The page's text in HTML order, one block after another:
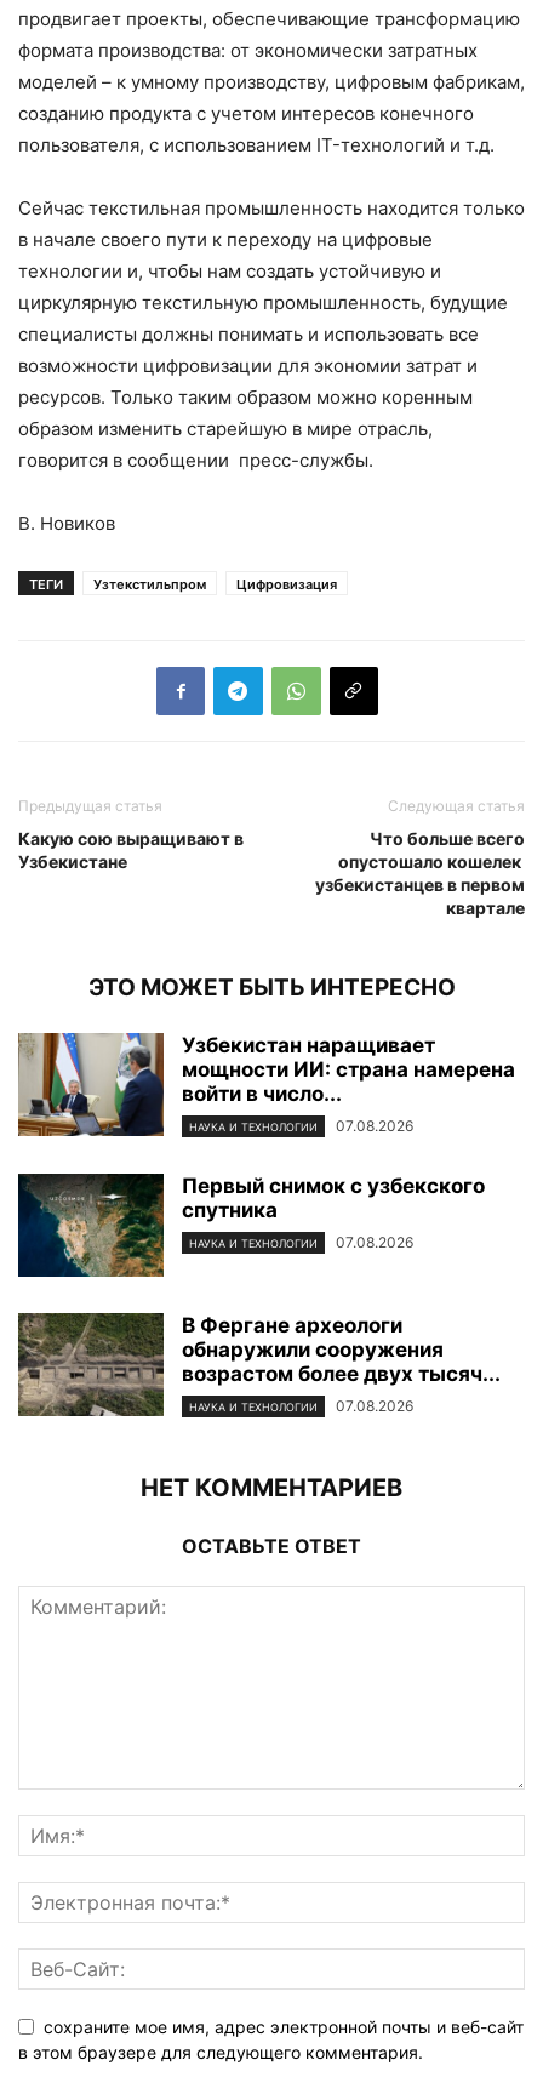
продвигает проекты, обеспечивающие трансформацию
формата производства: от экономически затратных
моделей – к умному производству, цифровым фабрикам,
созданию продукта с учетом интересов конечного
пользователя, с использованием IT-технологий и т.д.
Сейчас текстильная промышленность находится только
в начале своего пути к переходу на цифровые
технологии и, чтобы нам создать устойчивую и
циркулярную текстильную промышленность, будущие
специалисты должны понимать и использовать все
возможности цифровизации для экономии затрат и
ресурсов. Только таким образом можно коренным
образом изменить старейшую в мире отрасль,
говорится в сообщении пресс-службы.
В. Новиков
ТЕГИ Узтекстильпром Цифровизация
Предыдущая статья
Какую сою выращивают в
Узбекистане
Следующая статья
Что больше всего
опустошало кошелек
узбекистанцев в первом
квартале
ЭТО МОЖЕТ БЫТЬ ИНТЕРЕСНО
Узбекистан наращивает
мощности ИИ: страна намерена
войти в число...
НАУКА И ТЕХНОЛОГИИ 07.08.2026
Первый снимок с узбекского
спутника
НАУКА И ТЕХНОЛОГИИ 07.08.2026
В Фергане археологи
обнаружили сооружения
возрастом более двух тысяч...
НАУКА И ТЕХНОЛОГИИ 07.08.2026
НЕТ КОММЕНТАРИЕВ
ОСТАВЬТЕ ОТВЕТ
сохраните мое имя, адрес электронной почты и веб-сайт
в этом браузере для следующего комментария.